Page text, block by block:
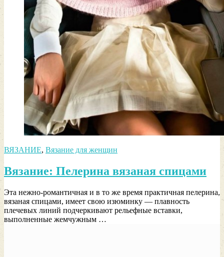
ВЯЗАНИЕ, Вязание для женщин
Вязание: Пелерина вязаная спицами
Эта нежно-романтичная и в то же время практичная пелерина,
вязаная спицами, имеет свою изюминку — плавность
плечевых линий подчеркивают рельефные вставки,
выполненные жемчужным …